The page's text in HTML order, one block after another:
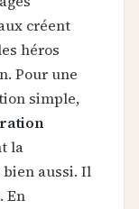
créent
héros
Pour une
simple,
la
bien aussi. Il
En